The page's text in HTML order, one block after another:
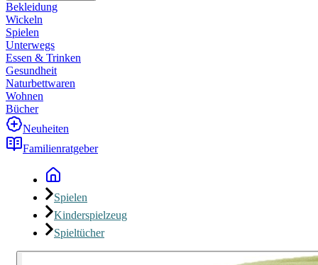
Bekleidung
Wickeln
Spielen
Unterwegs
Essen & Trinken
Gesundheit
Naturbettwaren
Wohnen
Bücher
Neuheiten
Familienratgeber
Spielen
Kinderspielzeug
Spieltücher